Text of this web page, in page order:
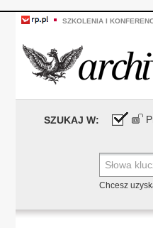
SZKOLENIA I
SZUKAJ W:
Chcesz